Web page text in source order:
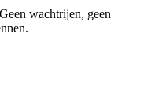
wachtrijen, geen